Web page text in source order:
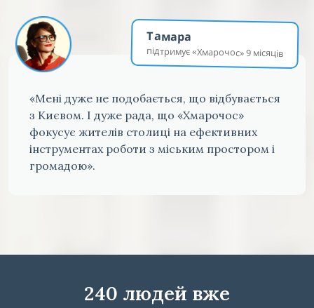
Тамара
підтримує «Хмарочос» 9 місяців
«Мені дуже не подобається, що відбувається
з Києвом. І дуже рада, що «Хмарочос»
фокусує жителів столиці на ефективних
інструментах роботи з міським простором і
громадою».
240 людей вже